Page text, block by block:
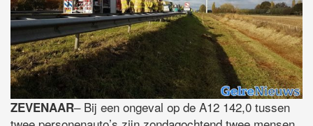
ZEVENAAR– Bij een ongeval op de A12 142,0 tussen